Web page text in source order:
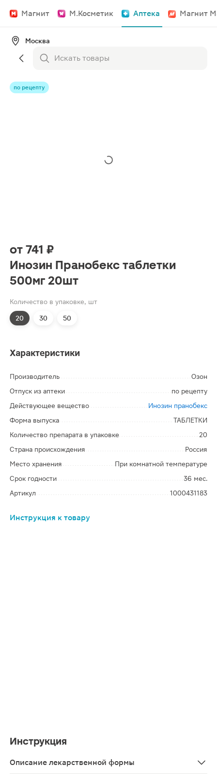
Магнит М.Косметик Аптека Магнит
Москва
по рецепту
от 741 ₽
Инозин Пранобекс таблетки
500мг 20шт
Количество в упаковке, шт
20 30 50
Характеристики
Производитель
Озон
Отпуск из аптеки
по рецепту
Действующее вещество
Инозин пранобекс
Форма выпуска
ТАБЛЕТКИ
Количество препарата в упаковке
20
Страна происхождения
Россия
Место хранения
При комнатной температуре
Срок годности
36 мес.
Артикул
1000431183
Инструкция к товару
Инструкция
Описание лекарственной формы